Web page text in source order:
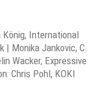
International
| Monika Jankovic, C.
Wacker, Expressive
Chris Pohl, KOKI